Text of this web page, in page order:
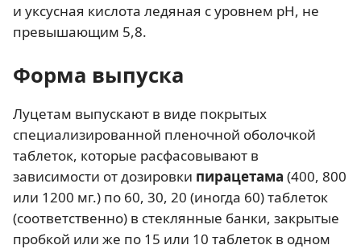
и уксусная кислота ледяная с уровнем pH, не
превышающим 5,8.
Форма выпуска
Луцетам выпускают в виде покрытых
специализированной пленочной оболочкой
таблеток, которые расфасовывают в
зависимости от дозировки пирацетама (400, 800
или 1200 мг.) по 60, 30, 20 (иногда 60) таблеток
(соответственно) в стеклянные банки, закрытые
пробкой или же по 15 или 10 таблеток в одном